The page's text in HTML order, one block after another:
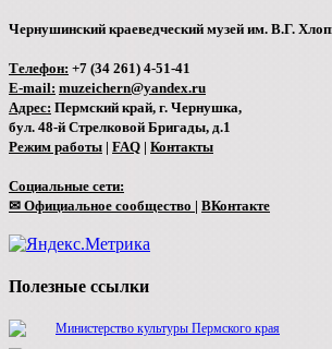
Чернушинский краеведческий музей им. В.Г.
Телефон: +7 (34 261) 4-51-41
E-mail: muzeichern@yandex.ru
Адрес: Пермский край, г. Чернушка,
бул. 48-й Стрелковой Бригады, д.1
Режим работы | FAQ | Контакты
Социальные сети:
✉ Официальное сообщество | ВКонтакте
Полезные ссылки
Министерство культуры Пермского края